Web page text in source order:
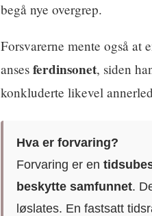
begå nye overgrep.
Forsvarerne mente også at
anses ferdinsonet, siden
konkluderte likevel
Hva er forvaring?
Forvaring er en
beskytte samfunnet.
løslates. En fastsatt